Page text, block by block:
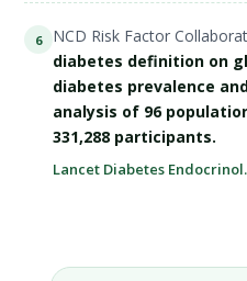
6 NCD Risk Factor
diabetes definition on
diabetes prevalence
analysis of 96
331,288 participants.
Lancet Diabetes